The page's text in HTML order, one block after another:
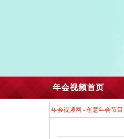
年会视频首页
年会视频网 - 创意年会节目